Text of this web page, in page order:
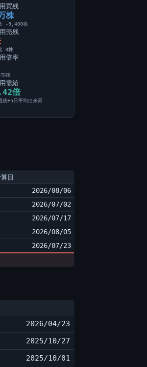
買残
株
-9,400株
売残
0株
倍率
残
需給
倍
残÷5日平均出来高
日
2026/08/06
2026/07/02
2026/07/17
2026/08/05
2026/07/23
2026/04/23
2025/10/27
2025/10/01